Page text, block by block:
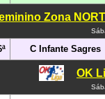
Zona
C Infante Sagres
OK